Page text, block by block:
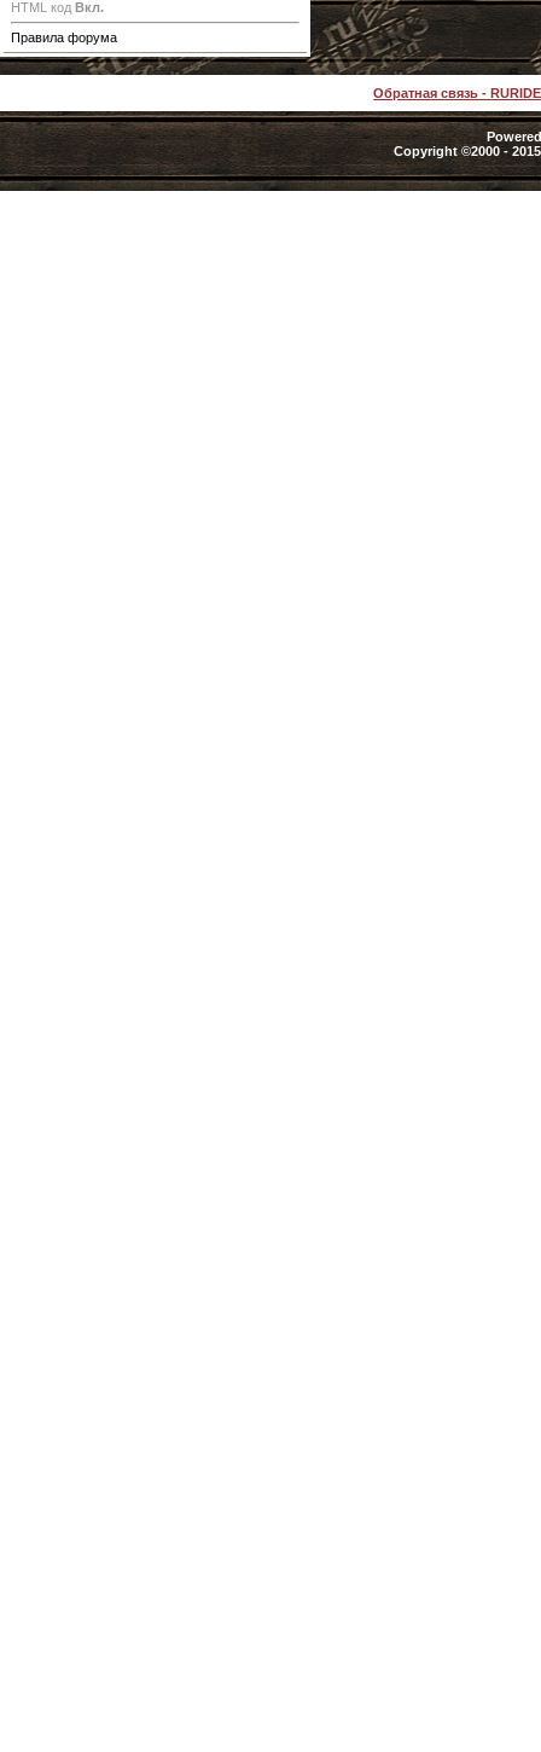
HTML код Вкл.
Правила форума
Обратная связь -
Copyright ©2000 -